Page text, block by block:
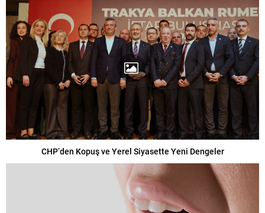
CHP’den Kopuş ve Yerel Siyasette Yeni Dengeler